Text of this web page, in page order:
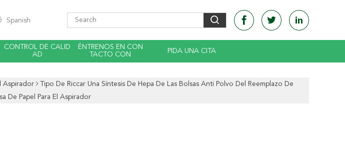
Spanish
CONTROL DE CALID
AD
ÉNTRENOS EN CON
TACTO CON
PIDA UNA CITA
Aspirador
Tipo De Riccar Una Síntesis De Hepa De Las Bolsas Anti Polvo Del Reemplazo De
De Papel Para El Aspirador